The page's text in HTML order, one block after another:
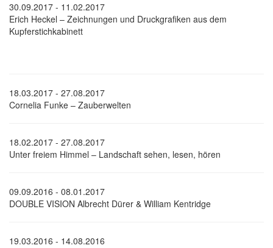
30.09.2017 - 11.02.2017
Erich Heckel – Zeichnungen und Druckgrafiken aus dem
Kupferstichkabinett
18.03.2017 - 27.08.2017
Cornelia Funke – Zauberwelten
18.02.2017 - 27.08.2017
Unter freiem Himmel – Landschaft sehen, lesen, hören
09.09.2016 - 08.01.2017
DOUBLE VISION Albrecht Dürer & William Kentridge
19.03.2016 - 14.08.2016